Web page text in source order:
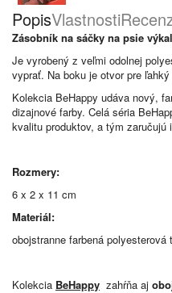
PopisVlastnosti
Zásobník na sáčky na psie
Je vyrobený z veľmi odolnej
vyprať. Na boku je otvor pre
Kolekcia BeHappy udáva nový,
dizajnové farby. Celá séria
kvalitu produktov, a tým
Rozmery:
6 x 2 x 11 cm
Materiál:
obojstranne farbená polyesterová
Kolekcia BeHappy zahŕňa aj